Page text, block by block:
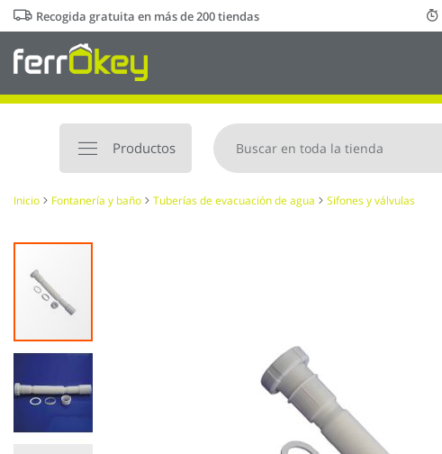
Ir
al
contenido
Recogida gratuita en más de 200 tiendas
Productos
Inicio Fontanería y baño Tuberías de evacuación de agua Sifones y válvulas
Saltar
final
galería
de